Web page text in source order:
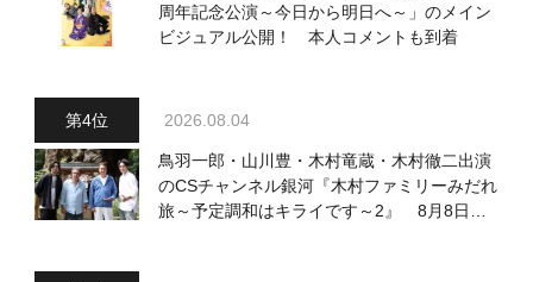
周年記念公演～今日から明日へ～」のメイン
ビジュアル公開！ 本人コメントも到着
2026.08.04
鳥羽一郎・山川豊・木村竜蔵・木村徹二出演
のCSチャンネル銀河『木村ファミリーみだれ
旅～予定調和はキライです～2』 8月8日